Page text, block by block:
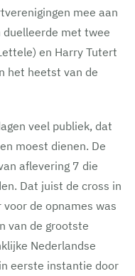
mee aan
met twee
en Harry Tutert
het heetst van de
veel publiek, dat
moest dienen. De
aflevering 7 die
Dat juist de cross in
de opnames was
van de grootste
Nederlandse
eerste instantie door